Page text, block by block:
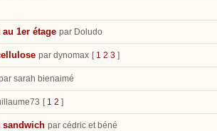
1er étage par Doludo
par dynomax [ 1 2 3 ]
sarah bienaimé
[ 1 2 ]
sandwich par cédric et béné